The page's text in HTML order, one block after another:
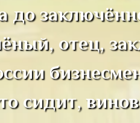
до
отец,
сидит,